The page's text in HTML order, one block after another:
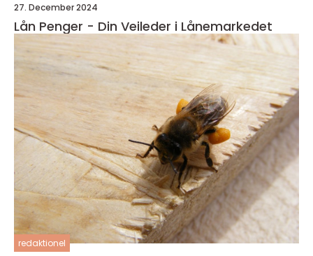
27. December 2024
Lån Penger - Din Veileder i Lånemarkedet
redaktionel